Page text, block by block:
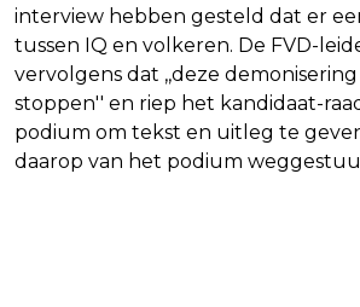
interview hebben gesteld dat er
tussen IQ en volkeren. De FVD-
vervolgens dat ,,deze
stoppen'' en riep het kandidaat-
podium om tekst en uitleg te
daarop van het podium